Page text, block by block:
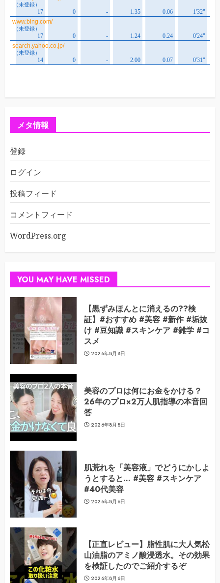
メタ情報
登録
ログイン
投稿フィード
コメントフィード
WordPress.org
YOU MAY HAVE MISSED
【黒ずみほんとに消えるの??検
証】#おすすめ #美容 #新作 #垢抜
け #豆知識 #スキンケア #雑学 #コ
スメ
2026年8月8日
美容のプロは何にお金をかける？
26年のプロ×2万人肌指導の本音回
答
2026年8月8日
肌荒れを「美容液」でどうにかしよ
うとすると… #美容 #スキンケア
#40代美容
2026年8月6日
【正直レビュー】脂性肌に大人気松
山油脂のアミノ酸浸透水。その効果
を検証したのでご紹介するぞ
2026年8月6日